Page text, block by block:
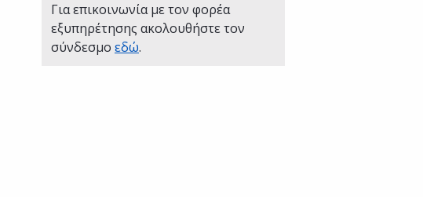
Για επικοινωνία με τον φορέα
εξυπηρέτησης ακολουθήστε τον
σύνδεσμο εδώ.